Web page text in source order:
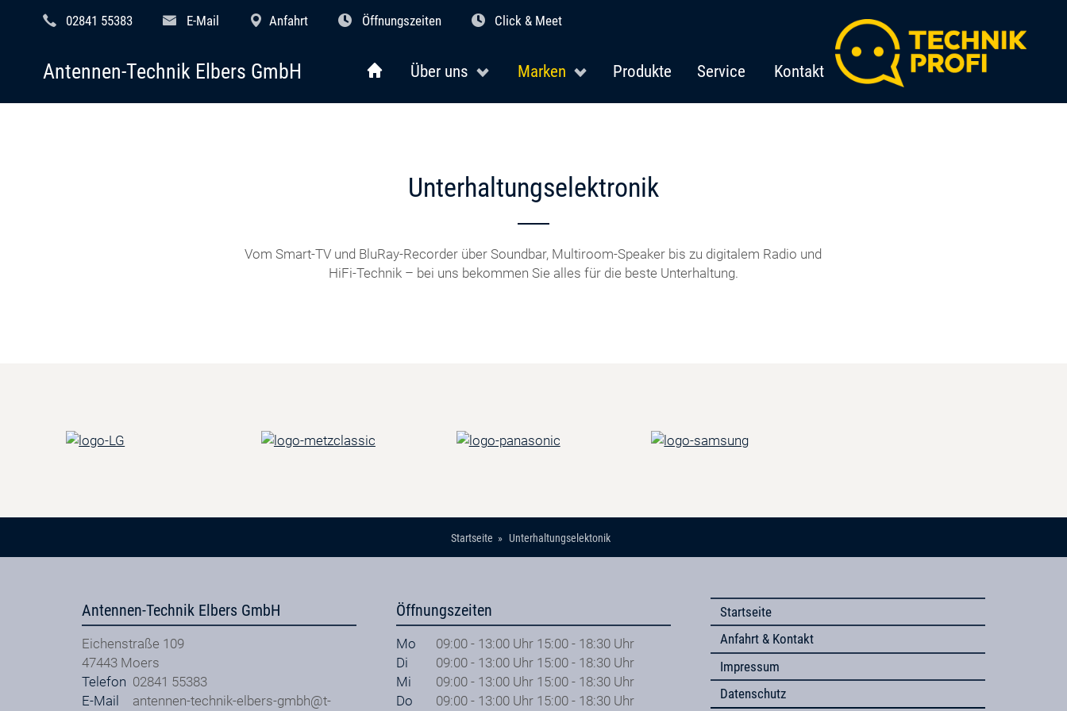
02841 55383 E-Mail Anfahrt Öffnungszeiten Click & Meet
Über uns Marken Produkte Service Kontakt
Antennen-Technik Elbers GmbH
Unterhaltungselektronik
Vom Smart-TV und BluRay-Recorder über Soundbar, Multiroom-Speaker bis zu digitalem Radio und
HiFi-Technik – bei uns bekommen Sie alles für die beste Unterhaltung.
Startseite Unterhaltungselektonik
Antennen-Technik Elbers GmbH
Eichenstraße 109
47443 Moers
Telefon 02841 55383
E-Mail
antennen-technik-elbers-gmbh@t-
Öffnungszeiten
Mo
09:00 - 13:00 Uhr 15:00 - 18:30 Uhr
Di
09:00 - 13:00 Uhr 15:00 - 18:30 Uhr
Mi
09:00 - 13:00 Uhr 15:00 - 18:30 Uhr
Do
09:00 - 13:00 Uhr 15:00 - 18:30 Uhr
Startseite
Anfahrt & Kontakt
Impressum
Datenschutz